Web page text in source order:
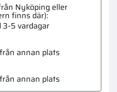
Nyköping eller
finns där)
3-5 vardagar
annan plats
annan plats